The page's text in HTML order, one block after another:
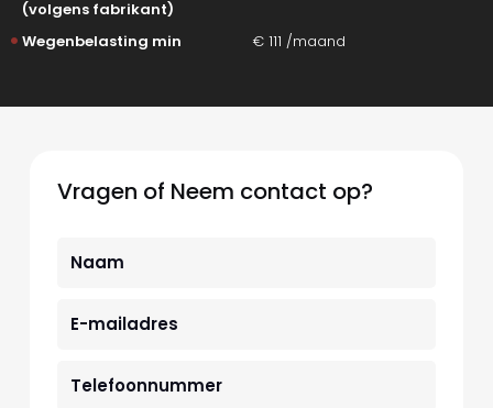
(volgens fabrikant)
Wegenbelasting min
€ 111 /maand
Vragen of Neem contact op?